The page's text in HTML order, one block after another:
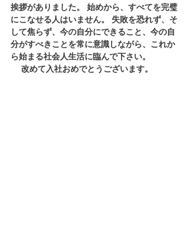
挨拶がありました。 始めから、すべてを完璧
にこなせる人はいません。 失敗を恐れず、そ
して焦らず、今の自分にできること、今の自
分がすべきことを常に意識しながら、これか
ら始まる社会人生活に臨んで下さい。
改めて入社おめでとうございます。